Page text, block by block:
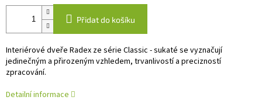
Přidat do košíku
Interiérové dveře Radex ze série Classic - sukaté se vyznačují
jedinečným a přirozeným vzhledem, trvanlivostí a precizností
zpracování.
Detailní informace